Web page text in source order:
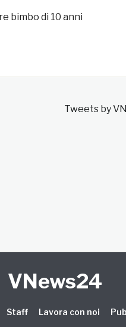
bimbo di 10 anni
Tweets by
VNews24
Staff Lavora con noi